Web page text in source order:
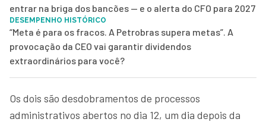
entrar na briga dos bancões — e o alerta do CFO para 2027
DESEMPENHO HISTÓRICO
“Meta é para os fracos. A Petrobras supera metas”. A
provocação da CEO vai garantir dividendos
extraordinários para você?
Os dois são desdobramentos de processos
administrativos abertos no dia 12, um dia depois da